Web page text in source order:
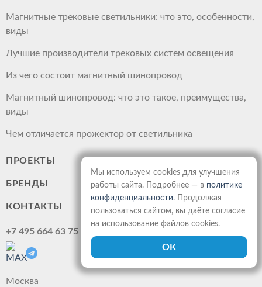
Магнитные трековые светильники: что это, особенности,
виды
Лучшие производители трековых систем освещения
Из чего состоит магнитный шинопровод
Магнитный шинопровод: что это такое, преимущества,
виды
Чем отличается прожектор от светильника
ПРОЕКТЫ
БРЕНДЫ
КОНТАКТЫ
+7 495 664 63 75
Москва
Мы используем cookies для улучшения
работы сайта. Подробнее — в политике
конфиденциальности. Продолжая
пользоваться сайтом, вы даёте согласие
на использование файлов cookies.